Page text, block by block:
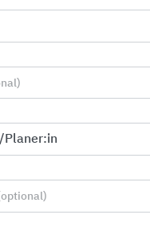
location_on
Bezugsquellen
zur
"erfal